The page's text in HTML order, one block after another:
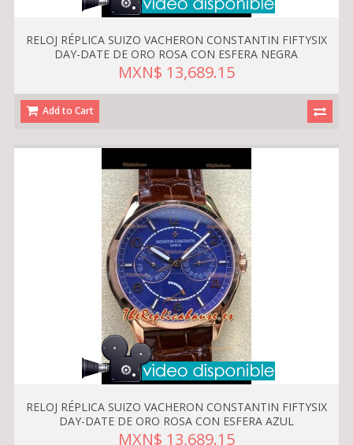
RELOJ RÉPLICA SUIZO VACHERON CONSTANTIN FIFTYSIX
DAY-DATE DE ORO ROSA CON ESFERA NEGRA
MXN$ 13,689.15
Add to Cart
RELOJ RÉPLICA SUIZO VACHERON CONSTANTIN FIFTYSIX
DAY-DATE DE ORO ROSA CON ESFERA AZUL
MXN$ 13,689.15